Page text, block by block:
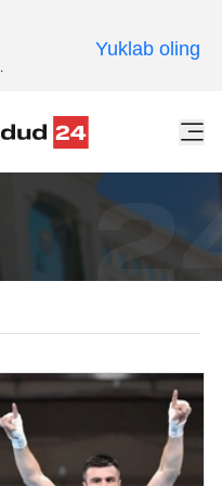
Yuklab oling